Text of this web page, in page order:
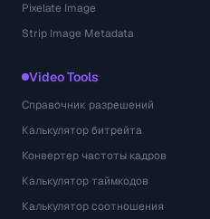
Pixelate Image
Strip Image Metadata
Video Tools
Справочник разрешений
Калькулятор битрейта
Конвертер частоты кадров
Калькулятор таймкодов
Калькулятор соотношения